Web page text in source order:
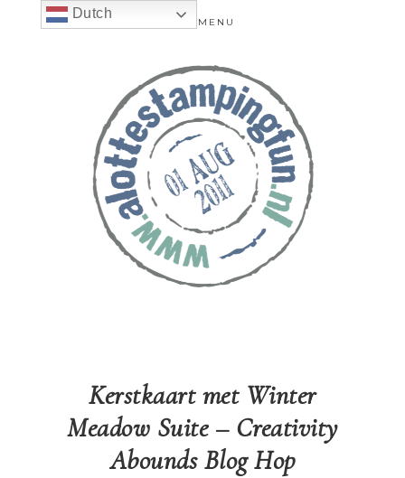
MENU
Kerstkaart met Winter
Meadow Suite – Creativity
Abounds Blog Hop
Dutch